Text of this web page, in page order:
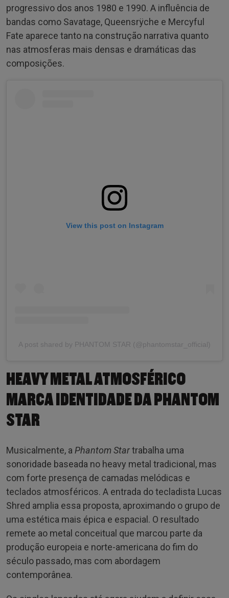
progressivo dos anos 1980 e 1990. A influência de
bandas como Savatage, Queensrÿche e Mercyful
Fate aparece tanto na construção narrativa quanto
nas atmosferas mais densas e dramáticas das
composições.
View this post on Instagram
A post shared by PHANTOM STAR (@phantomstar_official)
HEAVY METAL ATMOSFÉRICO
MARCA IDENTIDADE DA PHANTOM
STAR
Musicalmente, a Phantom Startrabalha uma
sonoridade baseada no heavy metal tradicional, mas
com forte presença de camadas melódicas e
teclados atmosféricos. A entrada do tecladista Lucas
Shred amplia essa proposta, aproximando o grupo de
uma estética mais épica e espacial. O resultado
remete ao metal conceitual que marcou parte da
produção europeia e norte-americana do fim do
século passado, mas com abordagem
contemporânea.